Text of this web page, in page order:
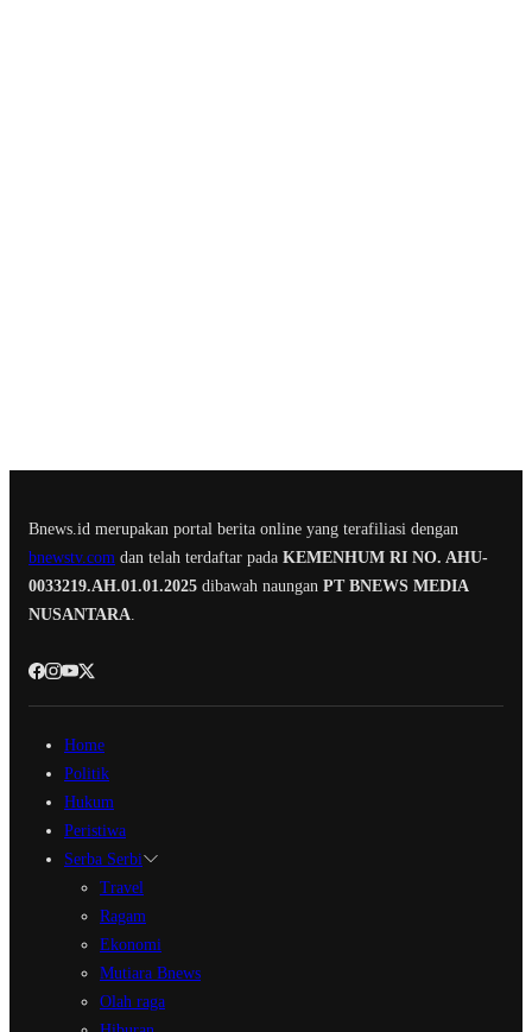
Bnews.id merupakan portal berita online yang terafiliasi dengan
bnewstv.com dan telah terdaftar pada KEMENHUM RI NO. AHU-
0033219.AH.01.01.2025 dibawah naungan PT BNEWS MEDIA
NUSANTARA.
Home
Politik
Hukum
Peristiwa
Serba Serbi
Travel
Ragam
Ekonomi
Mutiara Bnews
Olah raga